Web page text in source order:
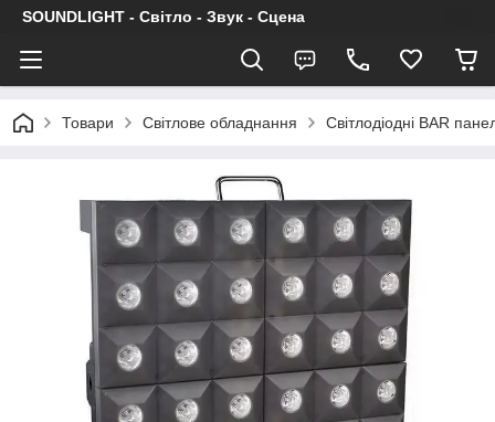
SOUNDLIGHT - Світло - Звук - Сцена
Товари Світлове обладнання Світлодіодні BAR